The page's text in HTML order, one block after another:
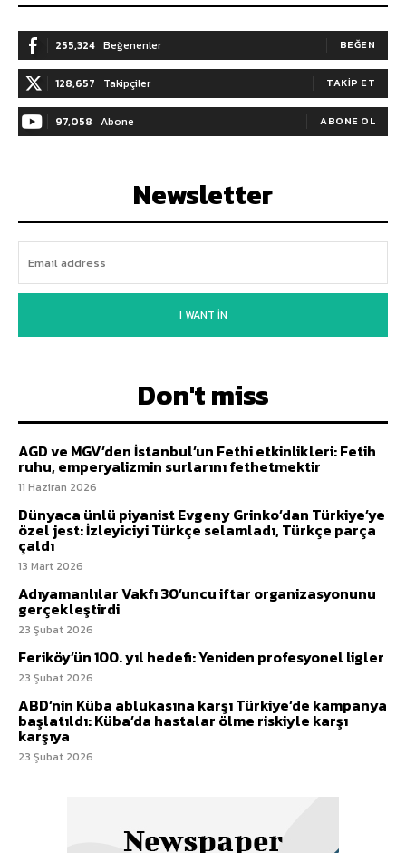
255,324 Beğenenler BEĞEN
128,657 Takipçiler TAKIP ET
97,058 Abone ABONE OL
Newsletter
I WANT IN
Don't miss
AGD ve MGV’den İstanbul’un Fethi etkinlikleri: Fetih
ruhu, emperyalizmin surlarını fethetmektir
11 Haziran 2026
Dünyaca ünlü piyanist Evgeny Grinko’dan Türkiye’ye
özel jest: İzleyiciyi Türkçe selamladı, Türkçe parça
çaldı
13 Mart 2026
Adıyamanlılar Vakfı 30’uncu iftar organizasyonunu
gerçekleştirdi
23 Şubat 2026
Feriköy’ün 100. yıl hedefi: Yeniden profesyonel ligler
23 Şubat 2026
ABD’nin Küba ablukasına karşı Türkiye’de kampanya
başlatıldı: Küba’da hastalar ölme riskiyle karşı
karşıya
23 Şubat 2026